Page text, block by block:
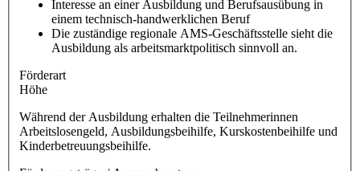
Interesse an einer Ausbildung und Berufsausübung in
einem technisch-handwerklichen Beruf
Die zuständige regionale AMS-Geschäftsstelle sieht die
Ausbildung als arbeitsmarktpolitisch sinnvoll an.
Förderart
Höhe
Während der Ausbildung erhalten die Teilnehmerinnen
Arbeitslosengeld, Ausbildungsbeihilfe, Kurskostenbeihilfe und
Kinderbetreuungsbeihilfe.